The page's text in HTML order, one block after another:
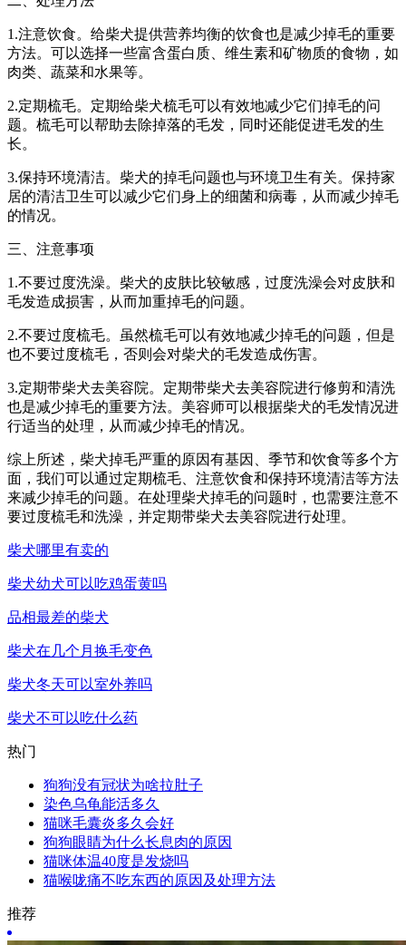
1.注意饮食。给柴犬提供营养均衡的饮食也是减少掉毛的重要
方法。可以选择一些富含蛋白质、维生素和矿物质的食物，如
肉类、蔬菜和水果等。
2.定期梳毛。定期给柴犬梳毛可以有效地减少它们掉毛的问
题。梳毛可以帮助去除掉落的毛发，同时还能促进毛发的生
长。
3.保持环境清洁。柴犬的掉毛问题也与环境卫生有关。保持家
居的清洁卫生可以减少它们身上的细菌和病毒，从而减少掉毛
的情况。
三、注意事项
1.不要过度洗澡。柴犬的皮肤比较敏感，过度洗澡会对皮肤和
毛发造成损害，从而加重掉毛的问题。
2.不要过度梳毛。虽然梳毛可以有效地减少掉毛的问题，但是
也不要过度梳毛，否则会对柴犬的毛发造成伤害。
3.定期带柴犬去美容院。定期带柴犬去美容院进行修剪和清洗
也是减少掉毛的重要方法。美容师可以根据柴犬的毛发情况进
行适当的处理，从而减少掉毛的情况。
综上所述，柴犬掉毛严重的原因有基因、季节和饮食等多个方
面，我们可以通过定期梳毛、注意饮食和保持环境清洁等方法
来减少掉毛的问题。在处理柴犬掉毛的问题时，也需要注意不
要过度梳毛和洗澡，并定期带柴犬去美容院进行处理。
柴犬哪里有卖的
柴犬幼犬可以吃鸡蛋黄吗
品相最差的柴犬
柴犬在几个月换毛变色
柴犬冬天可以室外养吗
柴犬不可以吃什么药
热门
狗狗没有冠状为啥拉肚子
染色乌龟能活多久
猫咪毛囊炎多久会好
狗狗眼睛为什么长息肉的原因
猫咪体温40度是发烧吗
猫喉咙痛不吃东西的原因及处理方法
推荐